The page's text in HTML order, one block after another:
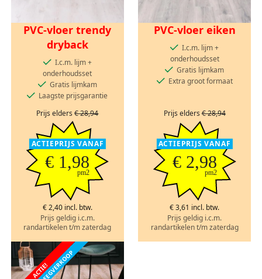
PVC-vloer trendy
dryback
I.c.m. lijm +
onderhoudsset
Gratis lijmkam
Laagste prijsgarantie
Prijs elders€ 28,94
ACTIEPRIJS VANAF
€ 1,98
pm2
€ 2,40 incl. btw.
Prijs geldig i.c.m.
randartikelen t/m zaterdag
PVC-vloer eiken
I.c.m. lijm +
onderhoudsset
Gratis lijmkam
Extra groot formaat
Prijs elders€ 28,94
ACTIEPRIJS VANAF
€ 2,98
pm2
€ 3,61 incl. btw.
Prijs geldig i.c.m.
randartikelen t/m zaterdag
ACTIE!